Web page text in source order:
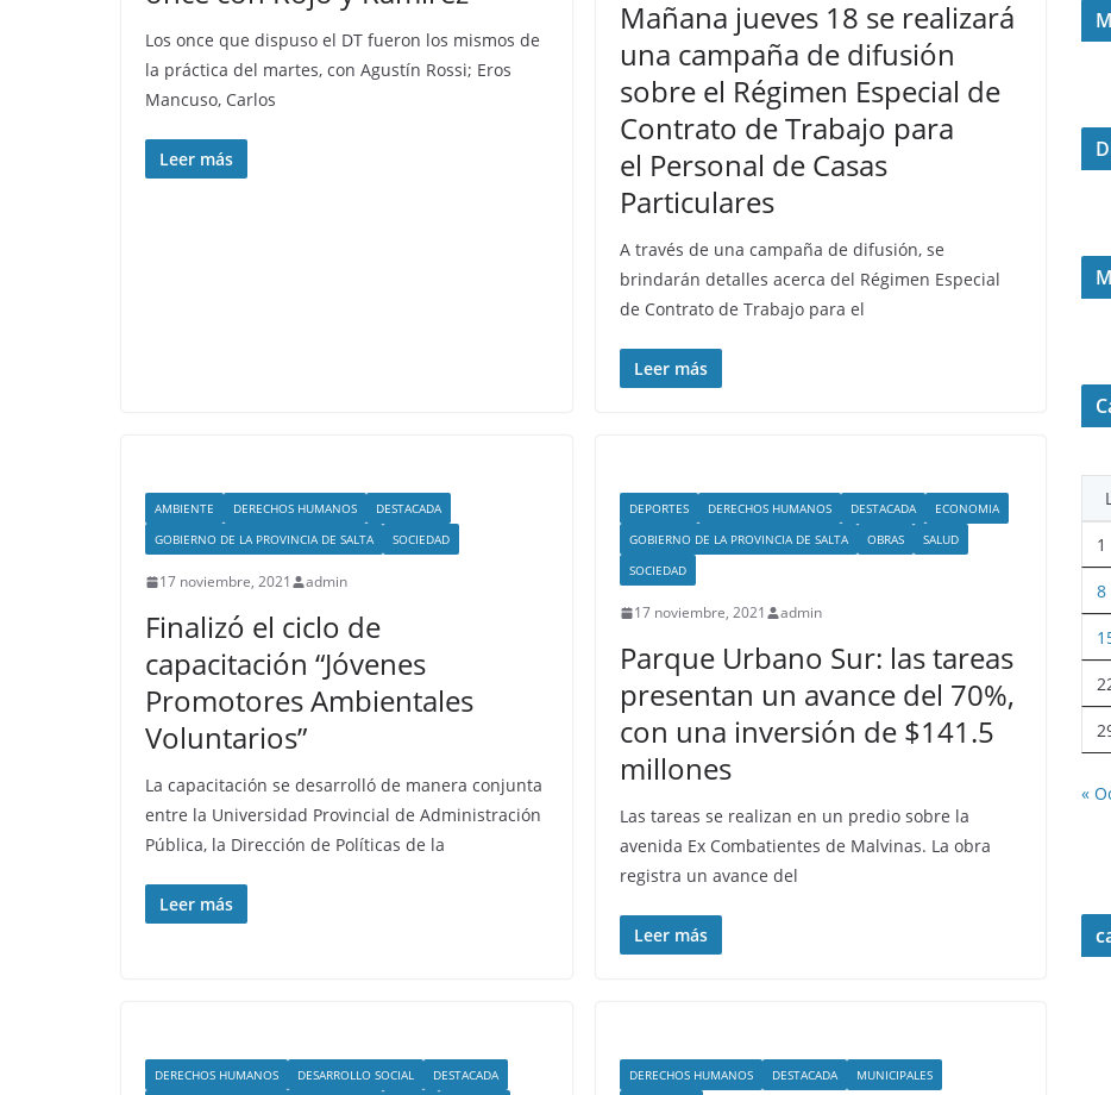
Los once que dispuso el DT fueron los mismos de
la práctica del martes, con Agustín Rossi; Eros
Mancuso, Carlos
Leer más
Mañana jueves 18 se realizará
una campaña de difusión
sobre el Régimen Especial de
Contrato de Trabajo para
el Personal de Casas
Particulares
A través de una campaña de difusión, se
brindarán detalles acerca del Régimen Especial
de Contrato de Trabajo para el
Leer más
AMBIENTE DERECHOS HUMANOS
DESTACADA
GOBIERNO DE LA PROVINCIA DE SALTA
SOCIEDAD
17 noviembre, 2021 admin
Finalizó el ciclo de
capacitación “Jóvenes
Promotores Ambientales
Voluntarios”
La capacitación se desarrolló de manera conjunta
entre la Universidad Provincial de Administración
Pública, la Dirección de Políticas de la
Leer más
DEPORTES DERECHOS HUMANOS DESTACADA
ECONOMIA
GOBIERNO DE LA PROVINCIA DE SALTA
OBRAS
SALUD
SOCIEDAD
17 noviembre, 2021 admin
Parque Urbano Sur: las tareas
presentan un avance del 70%,
con una inversión de $141.5
millones
Las tareas se realizan en un predio sobre la
avenida Ex Combatientes de Malvinas. La obra
registra un avance del
Leer más
DERECHOS HUMANOS DESARROLLO SOCIAL
DESTACADA
DERECHOS HUMANOS DESTACADA
MUNICIPALES
1
8
«